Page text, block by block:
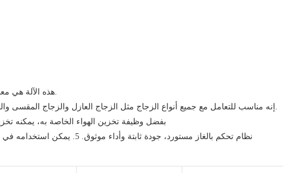
3. بفضل وظيفة تخزين الهواء الخاصة به، يمكنه تخزين 0.4 متر مكعب من الهواء
4. نظام تحكم بالغاز مستورد، جودة ثابتة وأداء موثوق. 5. يمكن استخدامه في معالجة الزجاج في درجات حرارة عالية